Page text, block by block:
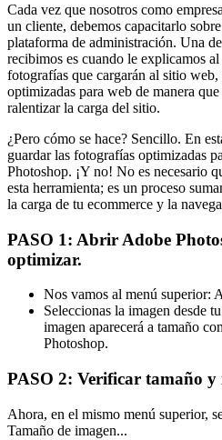
Cada vez que nosotros como
un cliente, debemos capacitarlo
plataforma de administración. Una
recibimos es cuando le explicamos
fotografías que cargarán al sitio web,
optimizadas para web de manera
ralentizar la carga del sitio.
¿Pero cómo se hace? Sencillo. En
guardar las fotografías optimizadas
Photoshop. ¡Y no! No es necesario
esta herramienta; es un proceso
la carga de tu ecommerce y la
PASO 1: Abrir Adobe
optimizar.
Nos vamos al menú
Seleccionas la imagen desde
imagen aparecerá a tamaño
Photoshop.
PASO 2: Verificar tamaño y
Ahora, en el mismo menú superior,
Tamaño de imagen...